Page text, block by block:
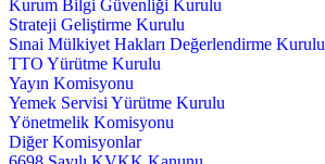
Kurum Bilgi Güvenliği Kurulu
Strateji Geliştirme Kurulu
Sınai Mülkiyet Hakları Değerlendirme Kurulu
TTO Yürütme Kurulu
Yayın Komisyonu
Yemek Servisi Yürütme Kurulu
Yönetmelik Komisyonu
Diğer Komisyonlar